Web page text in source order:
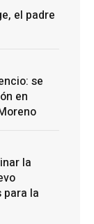
el padre
se
en
la
para la